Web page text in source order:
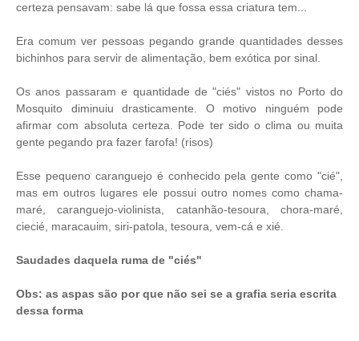
certeza pensavam: sabe lá que fossa essa criatura tem...
Era comum ver pessoas pegando grande quantidades desses
bichinhos para servir de alimentação, bem exótica por sinal.
Os anos passaram e quantidade de "ciés" vistos no Porto do
Mosquito diminuiu drasticamente. O motivo ninguém pode
afirmar com absoluta certeza. Pode ter sido o clima ou muita
gente pegando pra fazer farofa! (risos)
Esse pequeno caranguejo é conhecido pela gente como "cié",
mas em outros lugares ele possui outro nomes como chama-
maré, caranguejo-violinista, catanhão-tesoura, chora-maré,
ciecié, maracauim, siri-patola, tesoura, vem-cá e xié.
Saudades daquela ruma de "ciés"
Obs: as aspas são por que não sei se a grafia seria escrita
dessa forma